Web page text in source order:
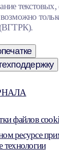
(ВГТРК).
файлов
ресурсе
технологии